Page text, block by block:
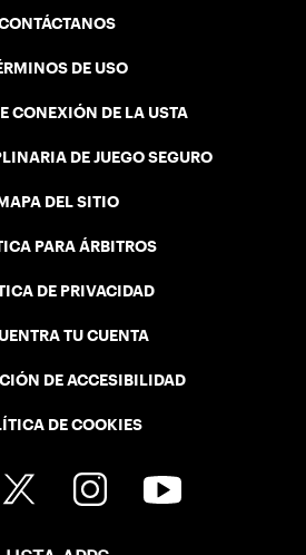
DE USO
CONEXIÓN DE LA USTA
DE JUEGO SEGURO
MAPA DEL SITIO
PARA ÁRBITROS
DE PRIVACIDAD
TU CUENTA
DE ACCESIBILIDAD
DE COOKIES